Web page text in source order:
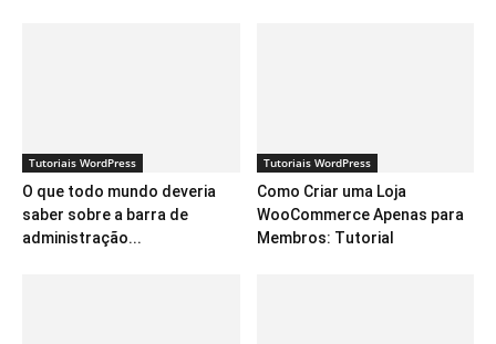
Tutoriais WordPress
O que todo mundo deveria
saber sobre a barra de
administração...
Tutoriais WordPress
Como Criar uma Loja
WooCommerce Apenas para
Membros: Tutorial